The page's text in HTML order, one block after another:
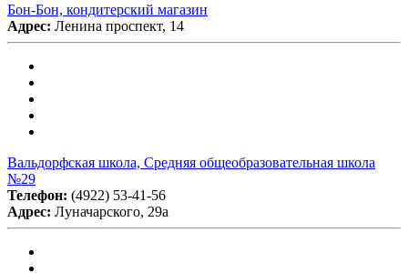
Бон-Бон, кондитерский магазин
Адрес: Ленина проспект, 14
Вальдорфская школа, Средняя общеобразовательная школа
№29
Телефон: (4922) 53-41-56
Адрес: Луначарского, 29а